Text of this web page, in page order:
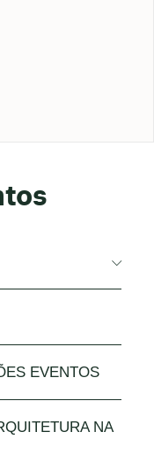
EVENTOS
NA